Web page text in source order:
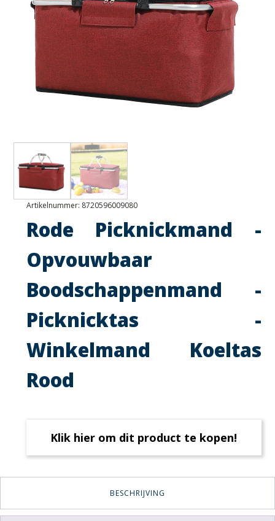
Artikelnummer: 8720596009080
Rode Picknickmand -
Opvouwbaar
Boodschappenmand -
Picknicktas -
Winkelmand Koeltas
Rood
Klik hier om dit product te kopen!
BESCHRIJVING